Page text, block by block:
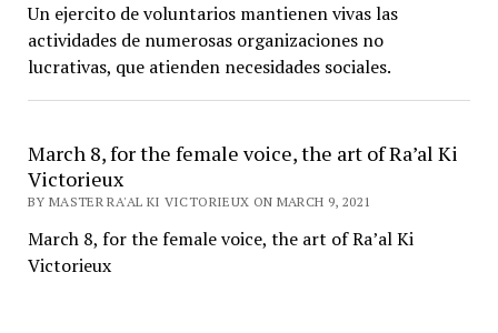
Un ejercito de voluntarios mantienen vivas las
actividades de numerosas organizaciones no
lucrativas, que atienden necesidades sociales.
March 8, for the female voice, the art of Ra’al Ki
Victorieux
BY MASTER RA'AL KI VICTORIEUX ON MARCH 9, 2021
March 8, for the female voice, the art of Ra’al Ki
Victorieux